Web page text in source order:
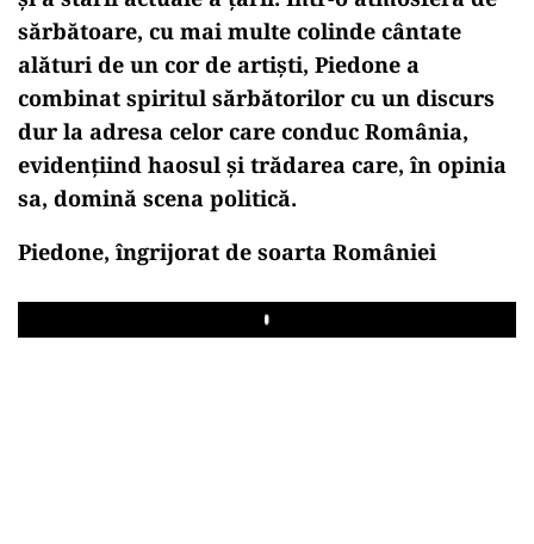
sărbătoare, cu mai multe colinde cântate
alături de un cor de artiști, Piedone a
combinat spiritul sărbătorilor cu un discurs
dur la adresa celor care conduc România,
evidențiind haosul și trădarea care, în opinia
sa, domină scena politică.
Piedone, îngrijorat de soarta României
Play